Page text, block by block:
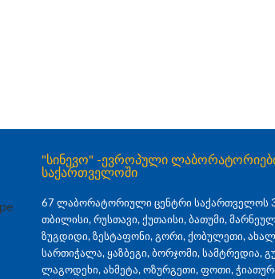
"სინევო" -ევროპული
საქართველოში
67 ლაბორატორიული ცენტრი საქართველოს
თბილისი, რუსთავი, ქუთაისი, ბათუმი,
ზუგდიდი, ზესტაფონი, გორი, ქობულეთი,
სართიჭალა, ყაზბეგი, ბორჯომი, სამტრედია,
ლაგოდეხი, ახმეტა, ოზურგეთი, ფოთი,